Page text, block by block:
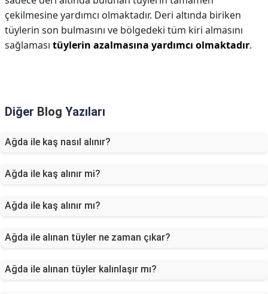
çekilmesine yardımcı olmaktadır. Deri altında biriken
tüylerin son bulmasını ve bölgedeki tüm kiri almasını
sağlaması tüylerin azalmasına yardımcı olmaktadır.
Diğer Blog Yazıları
Ağda ile kaş nasıl alınır?
Ağda ile kaş alınır mi?
Ağda ile kaş alınır mı?
Ağda ile alınan tüyler ne zaman çıkar?
Ağda ile alınan tüyler kalınlaşır mı?